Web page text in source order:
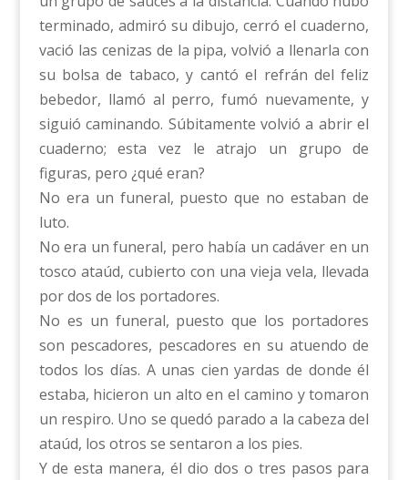
terminado, admiró su dibujo, cerró el cuaderno,
vació las cenizas de la pipa, volvió a llenarla con
su bolsa de tabaco, y cantó el refrán del feliz
bebedor, llamó al perro, fumó nuevamente, y
siguió caminando. Súbitamente volvió a abrir el
cuaderno; esta vez le atrajo un grupo de
figuras, pero ¿qué eran?
No era un funeral, puesto que no estaban de
luto.
No era un funeral, pero había un cadáver en un
tosco ataúd, cubierto con una vieja vela, llevada
por dos de los portadores.
No es un funeral, puesto que los portadores
son pescadores, pescadores en su atuendo de
todos los días. A unas cien yardas de donde él
estaba, hicieron un alto en el camino y tomaron
un respiro. Uno se quedó parado a la cabeza del
ataúd, los otros se sentaron a los pies.
Y de esta manera, él dio dos o tres pasos para